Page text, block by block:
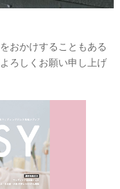
おかけすることもある
ろしくお願い申し上げ